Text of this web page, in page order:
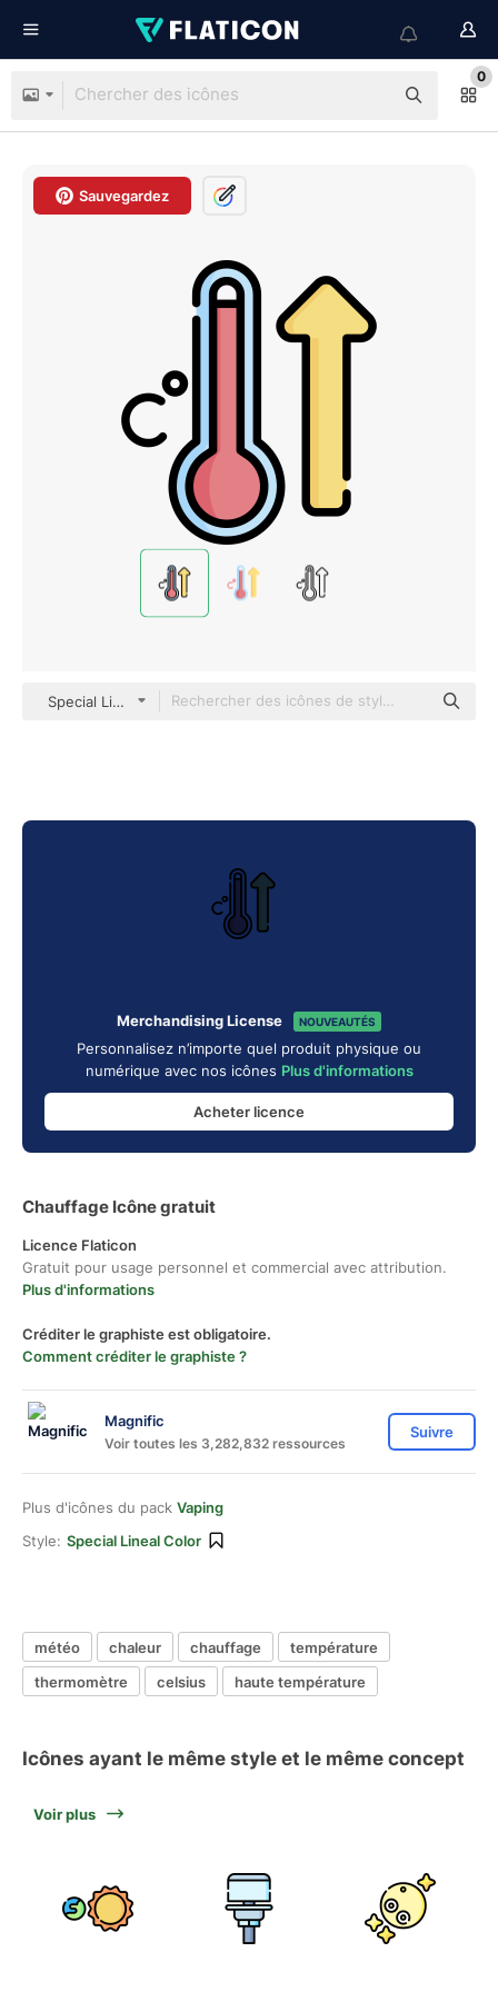
0
Sauvegardez
Special Lineal color
Merchandising License NOUVEAUTÉS
Personnalisez n’importe quel produit physique ou
numérique avec nos icônes Plus d'informations
Acheter licence
Chauffage Icône gratuit
Licence Flaticon
Gratuit pour usage personnel et commercial avec attribution.
Plus d'informations
Créditer le graphiste est obligatoire.
Comment créditer le graphiste ?
Magnific
Voir toutes les 3,282,832 ressources
Suivre
Plus d'icônes du pack Vaping
Style: Special Lineal Color
météo chaleur chauffage
température
thermomètre
celsius haute température
Icônes ayant le même style et le même concept
Voir plus